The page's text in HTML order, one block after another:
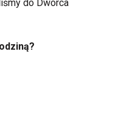
do Dworca